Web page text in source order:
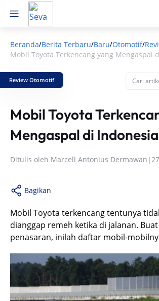
Beranda/Berita Terbaru/Baru/Otomotif/
Mobil Toyota Terkencang yang Mengaspal
Review Otomotif
Mobil Toyota
Mengaspal di Indonesia
Ditulis oleh Marcell Antonius Dermawan |
Bagikan
Mobil Toyota terkencang tentunya
dianggap remeh ketika di jalanan.
penasaran, inilah daftar mobil-